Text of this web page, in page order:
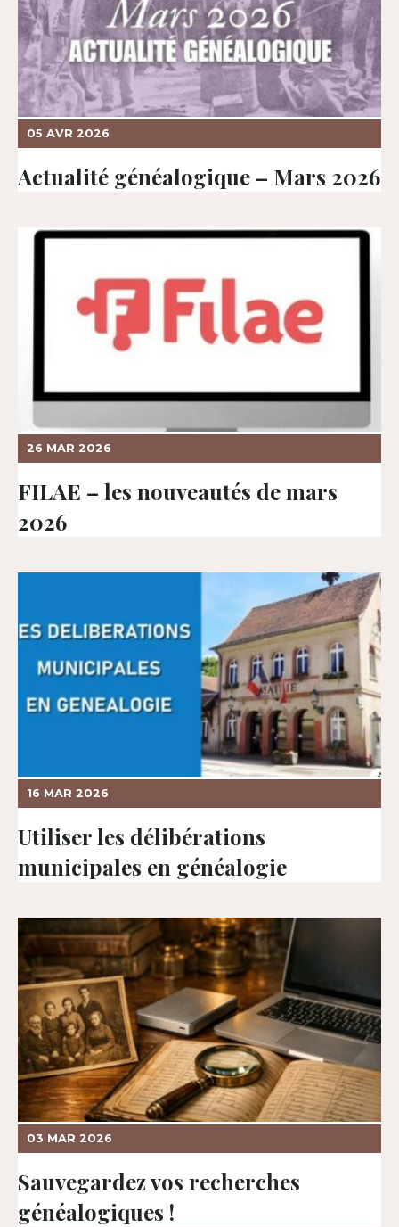
05 AVR 2026
Actualité généalogique – Mars 2026
26 MAR 2026
FILAE – les nouveautés de mars
2026
16 MAR 2026
Utiliser les délibérations
municipales en généalogie
03 MAR 2026
Sauvegardez vos recherches
généalogiques !